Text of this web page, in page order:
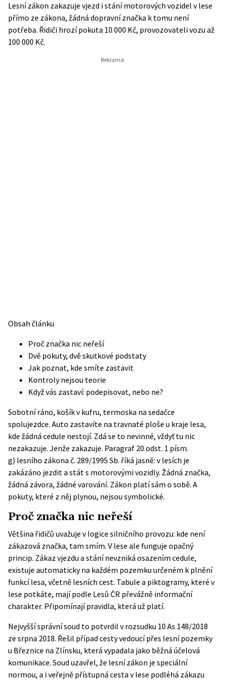
Lesní zákon zakazuje vjezd i stání motorových vozidel v lese
přímo ze zákona, žádná dopravní značka k tomu není
potřeba. Řidiči hrozí pokuta 10 000 Kč, provozovateli vozu až
100 000 Kč.
Obsah článku
Proč značka nic neřeší
Dvě pokuty, dvě skutkové podstaty
Jak poznat, kde smíte zastavit
Kontroly nejsou teorie
Když vás zastaví: podepisovat, nebo ne?
Sobotní ráno, košík v kufru, termoska na sedačce
spolujezdce. Auto zastavíte na travnaté ploše u kraje lesa,
kde žádná cedule nestojí. Zdá se to nevinné, vždyť tu nic
nezakazuje. Jenže zakazuje. Paragraf 20 odst. 1 písm.
g) lesního zákona č. 289/1995 Sb. říká jasně: v lesích je
zakázáno jezdit a stát s motorovými vozidly. Žádná značka,
žádná závora, žádné varování. Zákon platí sám o sobě. A
pokuty, které z něj plynou, nejsou symbolické.
Proč značka nic neřeší
Většina řidičů uvažuje v logice silničního provozu: kde není
zákazová značka, tam smím. V lese ale funguje opačný
princip. Zákaz vjezdu a stání nevzniká osazením cedule,
existuje automaticky na každém pozemku určeném k plnění
funkcí lesa, včetně lesních cest. Tabule a piktogramy, které v
lese potkáte, mají podle Lesů ČR převážně informační
charakter. Připomínají pravidla, která už platí.
Nejvyšší správní soud to potvrdil v rozsudku 10 As 148/2018
ze srpna 2018. Řešil případ cesty vedoucí přes lesní pozemky
u Březnice na Zlínsku, která vypadala jako běžná účelová
komunikace. Soud uzavřel, že lesní zákon je speciální
normou, a i veřejně přístupná cesta v lese podléhá zákazu